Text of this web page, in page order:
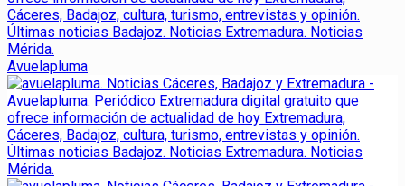
Avuelapluma